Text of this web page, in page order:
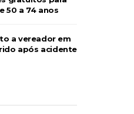
50 a 74 anos
a vereador em
após acidente